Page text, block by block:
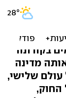
בקורונה
מדינה
שלישי,
החוק,